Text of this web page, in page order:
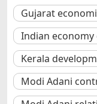
Gujarat
Indian
Kerala
Modi Adani